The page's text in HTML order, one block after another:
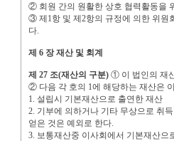
② 회원 간의 원활한 상호 협력활동을
③ 제 1항 및 제 2항의 규정에 의한 위원
다.
제 6 장 재산 및 회계
제 27 조(재산의 구분) ① 이 법인의 재
② 다음 각 호의 1에 해당하는 재산은
1. 설립시 기본재산으로 출연한 재산
2. 기부에 의하거나 기타 무상으로 취
얻은 것은 예외로 한다.
3. 보통재산중 이사회에서 기본재산으